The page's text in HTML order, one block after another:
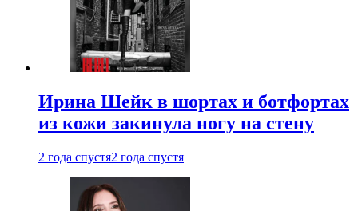
Ирина Шейк в шортах и ботфортах
из кожи закинула ногу на стену
2 года спустя2 года спустя